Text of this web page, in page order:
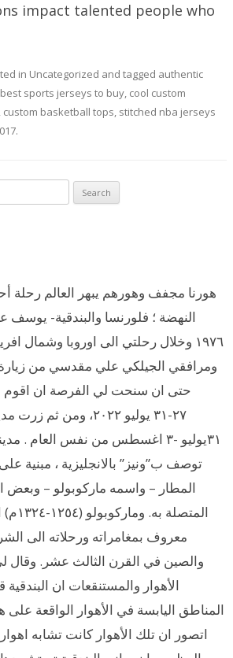
impact talented people who
in Uncategorized and tagged authentic
best sports jerseys to buy, cool custom
, custom basketball tops, stitched nba jerseys
.
هورنا مجفف وهورهم يبهر العالم رحلة
النهضة ؛ فلورنسا والبندقية- يوسف
١٩٧٦ وخلال رحلتي الى اوروبا وشمال
ومرافقي الجيلكي علي مقدسي من زيارة
حتى ان سنحت لي الفرصة ان اقوم
٢٧-٣١ يوليو ٢٠٢٢، ومن
٣١يوليو -٣ اغسطس من نفس العام .
توصف ب”ونيز” بالانجليزية ، مبنية
المطار – واسمه ماركوبولو – وبعض
معروف بمغامراته ورحلاته الى
والصين في القرن الثالث عشر.
الأهوار والمستنقعات ان
المناطق اليابسة في الأهوار الواقعة على
اتصور ان تلك الأهوار كانت تشابه